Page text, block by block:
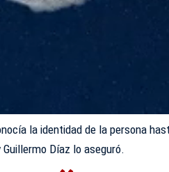
la identidad de la persona
Díaz lo aseguró.